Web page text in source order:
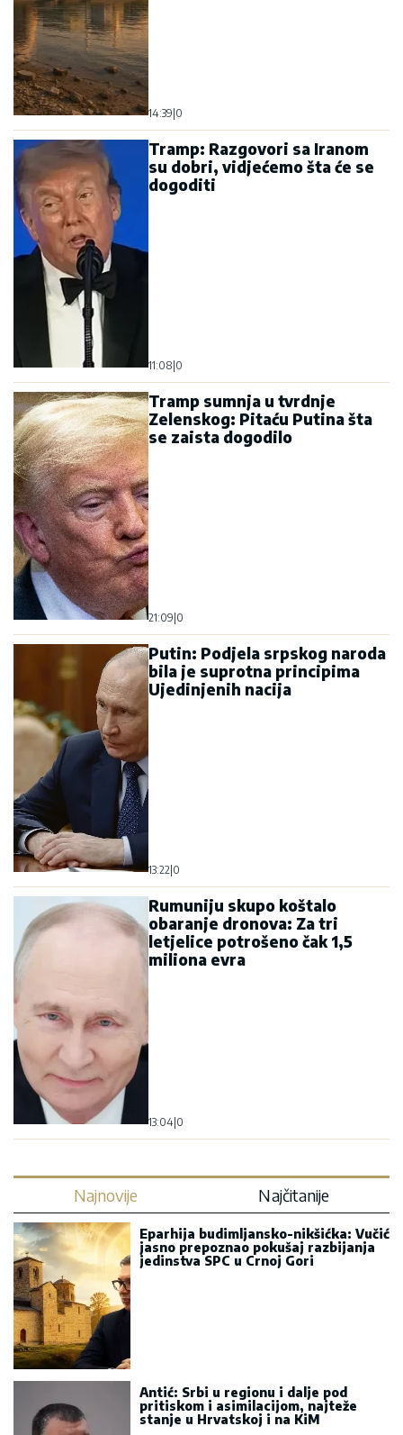
14:39 0
Tramp: Razgovori sa Iranom
su dobri, vidjećemo šta će se
dogoditi
11:08 0
Tramp sumnja u tvrdnje
Zelenskog: Pitaću Putina šta
se zaista dogodilo
21:09 0
Putin: Podjela srpskog naroda
bila je suprotna principima
Ujedinjenih nacija
13:22 0
Rumuniju skupo koštalo
obaranje dronova: Za tri
letjelice potrošeno čak 1,5
miliona evra
13:04 0
Najnovije Najčitanije
Eparhija budimljansko-nikšićka: Vučić
jasno prepoznao pokušaj razbijanja
jedinstva SPC u Crnoj Gori
Antić: Srbi u regionu i dalje pod
pritiskom i asimilacijom, najteže
stanje u Hrvatskoj i na KiM